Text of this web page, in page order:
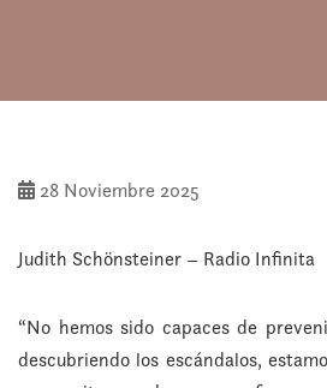
28 Noviembre 2025
Judith Schönsteiner – Radio Infinita
“No hemos sido capaces de
descubriendo los escándalos,